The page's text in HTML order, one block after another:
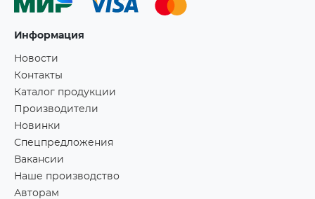
Информация
Новости
Контакты
Каталог продукции
Производители
Новинки
Спецпредложения
Вакансии
Наше производство
Авторам